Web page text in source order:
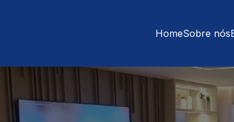
HomeSobre nós